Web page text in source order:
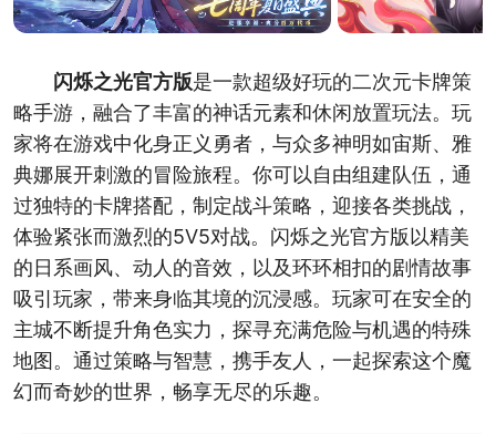
闪烁之光官方版是一款超级好玩的二次元卡牌策
略手游，融合了丰富的神话元素和休闲放置玩法。玩
家将在游戏中化身正义勇者，与众多神明如宙斯、雅
典娜展开刺激的冒险旅程。你可以自由组建队伍，通
过独特的卡牌搭配，制定战斗策略，迎接各类挑战，
体验紧张而激烈的5V5对战。闪烁之光官方版以精美
的日系画风、动人的音效，以及环环相扣的剧情故事
吸引玩家，带来身临其境的沉浸感。玩家可在安全的
主城不断提升角色实力，探寻充满危险与机遇的特殊
地图。通过策略与智慧，携手友人，一起探索这个魔
幻而奇妙的世界，畅享无尽的乐趣。